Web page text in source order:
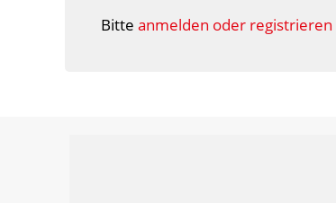
Bitte anmelden oder registrieren